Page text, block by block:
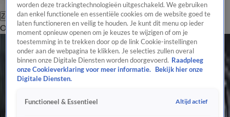
Zoeken
OverzichtRegioUitzendingenWeerTip de redactiePanelVideo's
Infrastructuur
Mensen massaal naar het strand: op deze wegen loopt het vast
20 juli 2024, 12:46
Verkeer
17 juli 2024, 15:21
Verkeer
worden deze trackingtechnologieën uitgeschakeld. We gebruiken
dan enkel functionele en essentiële cookies om de website goed te
laten functioneren en veilig te houden. Je kunt dit menu op ieder
moment opnieuw openen om je keuzes te wijzigen of om je
toestemming in te trekken door op de link Cookie-instellingen
onder aan de webpagina te klikken. Je selecties zullen overal
binnen onze Digitale Diensten worden doorgevoerd. Raadpleeg
onze Cookieverklaring voor meer informatie.
Bekijk hier onze
Digitale Diensten.
Functioneel & Essentieel Altijd actief